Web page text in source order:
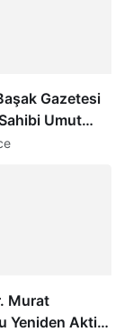
Gazetesi
Umut
Başhekim
Murat
Yeniden Aktif